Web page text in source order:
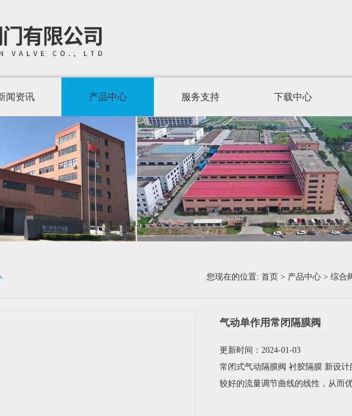
闻资讯 产品中心 服务支持 下载中心
您现在的位置: 首页 > 产品中心 > 综合
气动单作用常闭隔膜阀
更新时间：2024-01-03
常闭式气动隔膜阀 衬胶隔膜 新设
较好的流量调节曲线的线性，从而